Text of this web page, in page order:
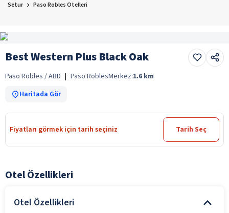
Setur Paso Robles Otelleri
Best Western Plus Black Oak
Paso Robles / ABD | Paso RoblesMerkez:1.6 km
Haritada Gör
Fiyatları görmek için tarih seçiniz Tarih Seç
Otel Özellikleri
Otel Özellikleri